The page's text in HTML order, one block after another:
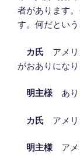
者があります
す。何だという
カ氏 アメリ
がおありにな
明主様あり
カ氏 アメリ
明主様アメ